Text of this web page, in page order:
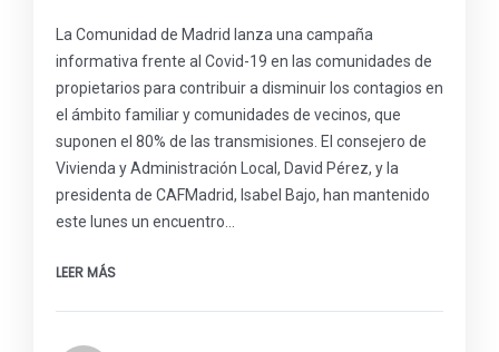
La Comunidad de Madrid lanza una campaña
informativa frente al Covid-19 en las comunidades de
propietarios para contribuir a disminuir los contagios en
el ámbito familiar y comunidades de vecinos, que
suponen el 80% de las transmisiones. El consejero de
Vivienda y Administración Local, David Pérez, y la
presidenta de CAFMadrid, Isabel Bajo, han mantenido
este lunes un encuentro…
LEER MÁS